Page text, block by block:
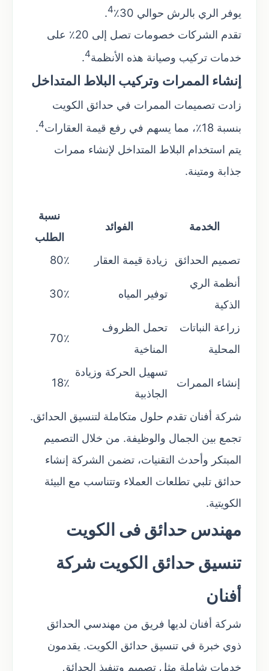
يوفر الري بالرش حوالي 30٪
4
.
تقدم الشركات خصومات تصل إلى 20٪ على
خدمات تركيب وصيانة هذه الأنظمة4
.
إنشاء الممرات وتركيب البلاط المتداخل
زادت تصميمات الممرات في حدائق الكويت
بنسبة 18٪، مما يسهم في رفع قيمة العقارات
4
.
يتم استخدام البلاط المتداخل لإنشاء ممرات
جذابة ومتينة.
الخدمة الفوائد
نسبة
الطلب
تصميم الحدائق
زيادة قيمة العقار
80٪
أنظمة الري
الذكية
توفير المياه 30٪
زراعة النباتات
المحلية
تحمل الظروف
المناخية
70٪
إنشاء الممرات
تسهيل الحركة وزيادة
الجاذبية
18٪
شركة أفنان تقدم حلول متكاملة لتنسيق الحدائق.
تجمع بين الجمال والوظيفة. من خلال التصميم
المبتكر وأحدث التقنيات، تضمن الشركة إنشاء
حدائق تلبي تطلعات العملاء وتتناسب مع البيئة
الكويتية.
مهندس حدائق فى الكويت
تنسيق حدائق الكويت شركة
أفنان
شركة أفنان لديها فريق من مهندسي الحدائق
ذوي خبرة في تنسيق حدائق الكويت. يقدمون
خدمات شاملة مثل تصميم وتنفيذ الحدائق